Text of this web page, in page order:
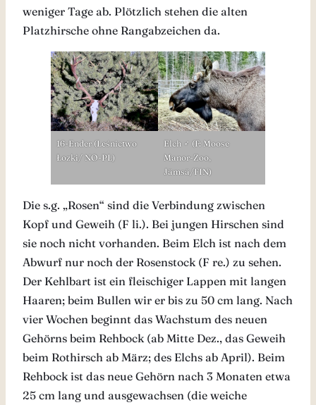
weniger Tage ab. Plötzlich stehen die alten
Platzhirsche ohne Rangabzeichen da.
16-Ender (Leśnictwo
Łozki/ NO-PL)
Elch ♂ (F: Moose
Manor-Zoo,
Jämsä/FIN)
Die s.g. „Rosen“ sind die Verbindung zwischen
Kopf und Geweih (F li.). Bei jungen Hirschen sind
sie noch nicht vorhanden. Beim Elch ist nach dem
Abwurf nur noch der Rosenstock (F re.) zu sehen.
Der Kehlbart ist ein fleischiger Lappen mit langen
Haaren; beim Bullen wir er bis zu 50 cm lang. Nach
vier Wochen beginnt das Wachstum des neuen
Gehörns beim Rehbock (ab Mitte Dez., das Geweih
beim Rothirsch ab März; des Elchs ab April). Beim
Rehbock ist das neue Gehörn nach 3 Monaten etwa
25 cm lang und ausgewachsen (die weiche